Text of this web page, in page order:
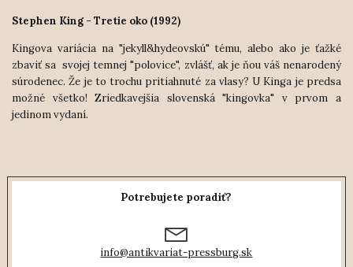
Stephen King - Tretie oko (1992)
Kingova variácia na "jekyll&hydeovskú" tému, alebo ako je ťažké
zbaviť sa svojej temnej "polovice", zvlášť, ak je ňou váš nenarodený
súrodenec. Že je to trochu pritiahnuté za vlasy? U Kinga je predsa
možné všetko! Zriedkavejšia slovenská "kingovka" v prvom a
jedinom vydaní.
Potrebujete poradiť?
info@antikvariat-pressburg.sk